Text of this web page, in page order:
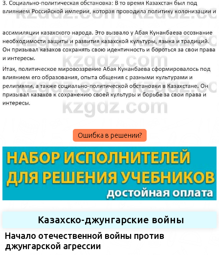
Ошибка в решении?
Казахско-джунгарские войны
Начало отечественной войны против
джунгарской агрессии